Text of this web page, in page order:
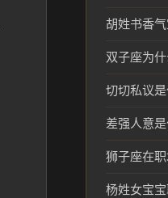
胡姓书香
双子座为
杨姓女宝